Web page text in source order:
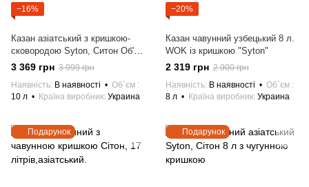
−16%
Казан азіатський з кришкою-
сковородою Syton, Ситон Об'їм
10 литров
3 369 грн 3 999 грн
Наявність В наявності
Об`єм
10 л
Країна виробник Украина
−20%
Казан чавунний узбецький 8 л.
WOK із кришкою "Syton"
2 319 грн 2 900 грн
Наявність В наявності
Об`єм
8 л
Країна виробник Украина
Подарунок Подарунок